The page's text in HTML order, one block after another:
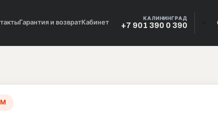
Гарантия и возвратКабинет
КАЛИНИНГРАД
+7 901 390 0 390